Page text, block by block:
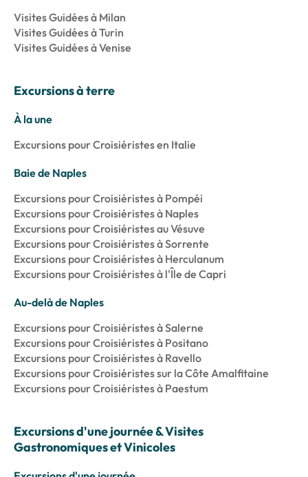
Visites Guidées à Milan
Visites Guidées à Turin
Visites Guidées à Venise
Excursions à terre
À la une
Excursions pour Croisiéristes en Italie
Baie de Naples
Excursions pour Croisiéristes à Pompéi
Excursions pour Croisiéristes à Naples
Excursions pour Croisiéristes au Vésuve
Excursions pour Croisiéristes à Sorrente
Excursions pour Croisiéristes à Herculanum
Excursions pour Croisiéristes à l'Île de Capri
Au-delà de Naples
Excursions pour Croisiéristes à Salerne
Excursions pour Croisiéristes à Positano
Excursions pour Croisiéristes à Ravello
Excursions pour Croisiéristes sur la Côte Amalfitaine
Excursions pour Croisiéristes à Paestum
Excursions d'une journée & Visites
Gastronomiques et Vinicoles